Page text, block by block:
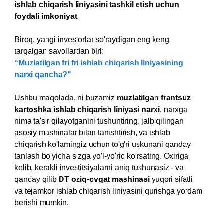
ishlab chiqarish liniyasini tashkil etish uchun
foydali imkoniyat.
Biroq, yangi investorlar so'raydigan eng keng
tarqalgan savollardan biri:
“Muzlatilgan fri fri ishlab chiqarish liniyasining
narxi qancha?"
Ushbu maqolada, ni buzamiz muzlatilgan frantsuz
kartoshka ishlab chiqarish liniyasi narxi, narxga
nima ta'sir qilayotganini tushuntiring, jalb qilingan
asosiy mashinalar bilan tanishtirish, va ishlab
chiqarish ko'lamingiz uchun to'g'ri uskunani qanday
tanlash bo'yicha sizga yo'l-yo'riq ko'rsating. Oxiriga
kelib, kerakli investitsiyalarni aniq tushunasiz - va
qanday qilib DT oziq-ovqat mashinasi yuqori sifatli
va tejamkor ishlab chiqarish liniyasini qurishga yordam
berishi mumkin.